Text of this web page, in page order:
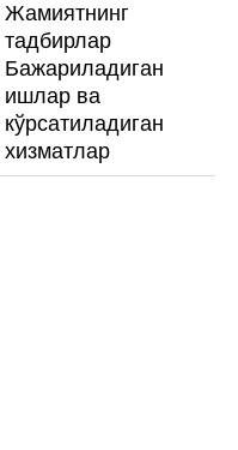
Жамиятнинг
тадбирлар
Бажариладиган
ишлар ва
кўрсатиладиган
хизматлар